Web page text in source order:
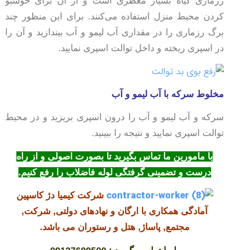
کردن محیط منزل استفاده می‌کنند. برای این منظور چند
برگ رزماری را در مقداری آب لیمو و آب بیندازید و آن را
در اسپری ریخته و داخل توالت اسپری نمایید.
مخلوط سرکه با آب لیمو و آب
سرکه و آب لیمو و آب را درون اسپری بریزید و در محیط
توالت اسپری نمایید و نتیجه را ببینید.
با مامورین ما تماس بگیرید تا بصورت اصولی و از راه
درست و تضمینی گرفتگی لوله فاضلاب را رفع کنیم.
شرکت کیمیا دژ کاسپین
آمادگی همکاری با ارگان و نهادهای دولتی, شرکت,
مجتمع, پاساژ, هتل و رستوران می باشد.